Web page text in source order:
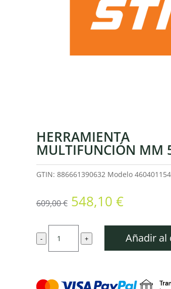
HERRAMIENTA
MULTIFUNCIÓN MM
GTIN: 886661390632 Modelo
609,00€ El
precio
original
era:
609,00 €.
548,10 €El
actual
es:
548,10
-
Herramienta
multifunción
cantidad
+ Añadir al